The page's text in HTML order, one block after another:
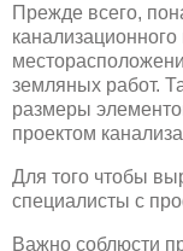
Прежде всего,
земляных работ.
размеры
проектом
Для того чтобы
специалисты с
Важно соблюсти